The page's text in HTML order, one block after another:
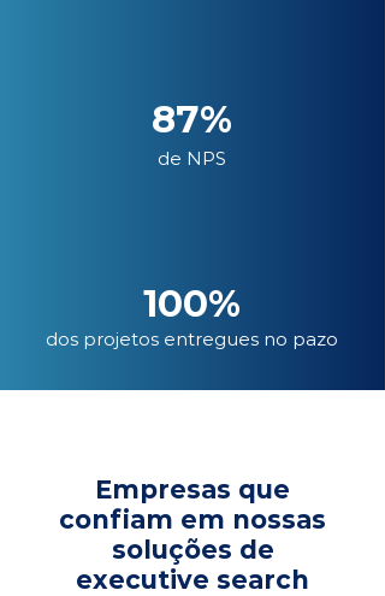
87%
de NPS
100%
dos projetos entregues no pazo
Empresas que
confiam em nossas
soluções de
executive search